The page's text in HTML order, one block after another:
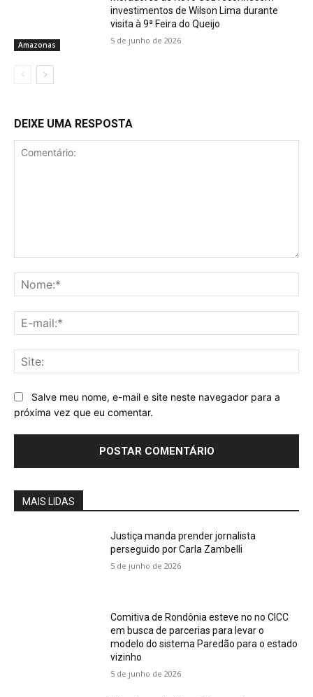
Amazonas
investimentos de Wilson Lima durante
visita à 9ª Feira do Queijo
5 de junho de 2026
DEIXE UMA RESPOSTA
Salve meu nome, e-mail e site neste navegador para a
próxima vez que eu comentar.
MAIS LIDAS
Justiça manda prender jornalista
perseguido por Carla Zambelli
5 de junho de 2026
Comitiva de Rondônia esteve no no CICC
em busca de parcerias para levar o
modelo do sistema Paredão para o estado
vizinho
5 de junho de 2026